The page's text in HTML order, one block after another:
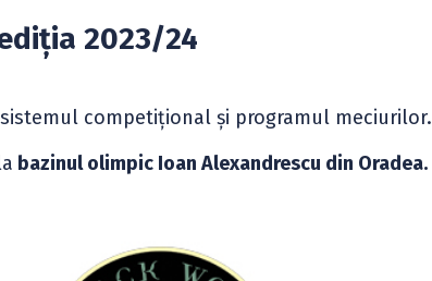
2023/24
competițional și programul meciurilor.
bazinul olimpic Ioan Alexandrescu din Oradea.